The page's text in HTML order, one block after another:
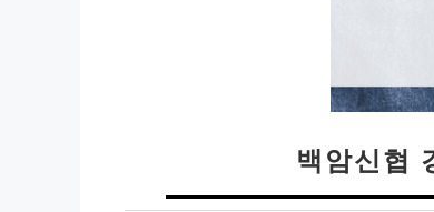
백암신협